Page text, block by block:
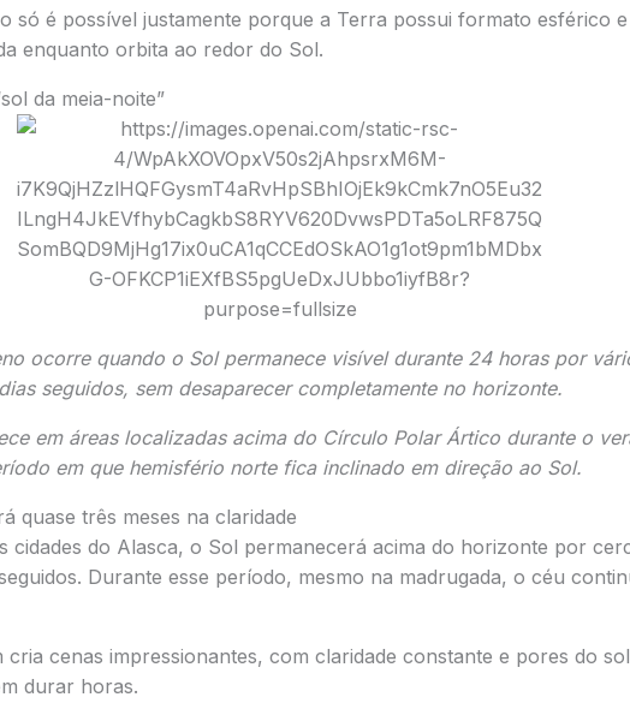
só é possível justamente porque a Terra possui formato esférico e
enquanto orbita ao redor do Sol.
da meia-noite”
ocorre quando o Sol permanece visível durante 24 horas por
dias seguidos, sem desaparecer completamente no horizonte.
em áreas localizadas acima do Círculo Polar Árticodurante o
em que hemisfério norte fica inclinado em direção ao Sol.
quase três meses na claridade
cidades do Alasca, o Sol permanecerá acima do horizonte por
Durante esse período, mesmo na madrugada, o céu
cria cenas impressionantes, com claridade constante e pores do sol
durar horas.